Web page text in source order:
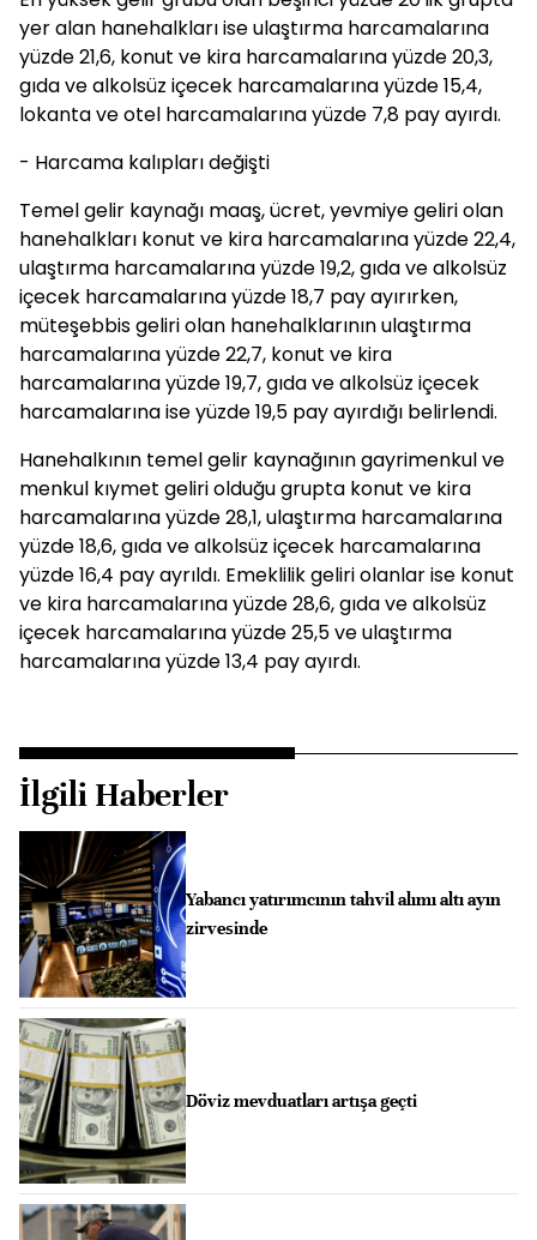
yer alan hanehalkları ise ulaştırma harcamalarına
yüzde 21,6, konut ve kira harcamalarına yüzde 20,3,
gıda ve alkolsüz içecek harcamalarına yüzde 15,4,
lokanta ve otel harcamalarına yüzde 7,8 pay ayırdı.
- Harcama kalıpları değişti
Temel gelir kaynağı maaş, ücret, yevmiye geliri olan
hanehalkları konut ve kira harcamalarına yüzde 22,4,
ulaştırma harcamalarına yüzde 19,2, gıda ve alkolsüz
içecek harcamalarına yüzde 18,7 pay ayırırken,
müteşebbis geliri olan hanehalklarının ulaştırma
harcamalarına yüzde 22,7, konut ve kira
harcamalarına yüzde 19,7, gıda ve alkolsüz içecek
harcamalarına ise yüzde 19,5 pay ayırdığı belirlendi.
Hanehalkının temel gelir kaynağının gayrimenkul ve
menkul kıymet geliri olduğu grupta konut ve kira
harcamalarına yüzde 28,1, ulaştırma harcamalarına
yüzde 18,6, gıda ve alkolsüz içecek harcamalarına
yüzde 16,4 pay ayrıldı. Emeklilik geliri olanlar ise konut
ve kira harcamalarına yüzde 28,6, gıda ve alkolsüz
içecek harcamalarına yüzde 25,5 ve ulaştırma
harcamalarına yüzde 13,4 pay ayırdı.
İlgili Haberler
Yabancı yatırımcının tahvil alımı altı ayın
zirvesinde
Döviz mevduatları artışa geçti